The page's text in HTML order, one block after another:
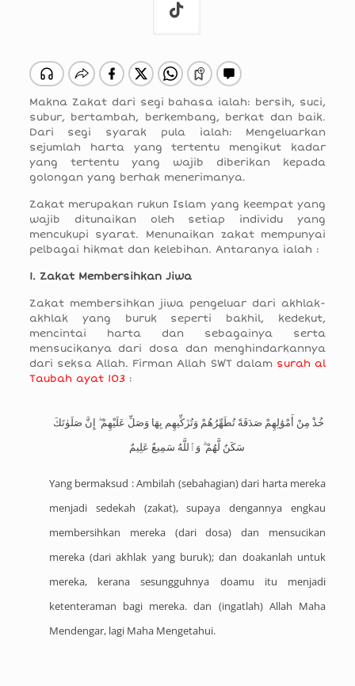
Makna Zakat dari segi bahasa ialah: bersih, suci,
subur, bertambah, berkembang, berkat dan baik.
Dari segi syarak pula ialah: Mengeluarkan
sejumlah harta yang tertentu mengikut kadar
yang tertentu yang wajib diberikan kepada
golongan yang berhak menerimanya.
Zakat merupakan rukun Islam yang keempat yang
wajib ditunaikan oleh setiap individu yang
mencukupi syarat. Menunaikan zakat mempunyai
pelbagai hikmat dan kelebihan. Antaranya ialah :
1. Zakat Membersihkan Jiwa
Zakat membersihkan jiwa pengeluar dari akhlak-
akhlak yang buruk seperti bakhil, kedekut,
mencintai harta dan sebagainya serta
mensucikanya dari dosa dan menghindarkannya
dari seksa Allah. Firman Allah SWT dalam surah al
Taubah ayat 103:
سَكَنٌ لَّهُمْ ۗ وَٱللَّهُ سَمِيعٌ عَلِيمٌ
Yang bermaksud : Ambilah (sebahagian) dari harta mereka
menjadi sedekah (zakat), supaya dengannya engkau
membersihkan mereka (dari dosa) dan mensucikan
mereka (dari akhlak yang buruk); dan doakanlah untuk
mereka, kerana sesungguhnya doamu itu menjadi
ketenteraman bagi mereka. dan (ingatlah) Allah Maha
Mendengar, lagi Maha Mengetahui.